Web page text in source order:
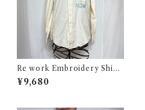
Re work Embroidery Shirt
/ リワーク ハンド刺繍入り シ
ャツ 古着
¥9,680